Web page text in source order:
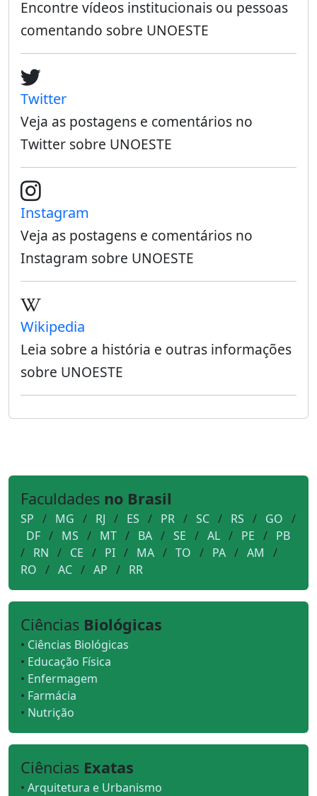
Encontre vídeos institucionais ou pessoas
comentando sobre UNOESTE
Twitter
Veja as postagens e comentários no
Twitter sobre UNOESTE
Instagram
Veja as postagens e comentários no
Instagram sobre UNOESTE
Wikipedia
Leia sobre a história e outras informações
sobre UNOESTE
Faculdades no Brasil
SP / MG / RJ / ES / PR / SC / RS / GO /
DF / MS / MT / BA / SE / AL / PE / PB
/ RN / CE / PI / MA / TO / PA / AM /
RO / AC / AP / RR
Ciências Biológicas
• Ciências Biológicas
• Educação Física
• Enfermagem
• Farmácia
• Nutrição
Ciências Exatas
• Arquitetura e Urbanismo